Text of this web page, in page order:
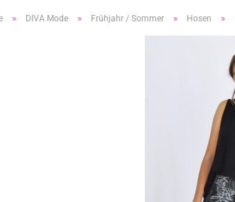
» DIVA Mode » Frühjahr / Sommer » Hosen »